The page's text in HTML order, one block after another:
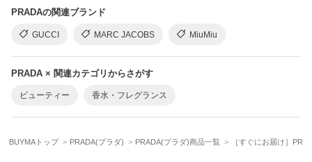
PRADAの関連ブランド
GUCCI MARC JACOBS MiuMiu
PRADA × 関連カテゴリからさがす
ビューティー 香水・フレグランス
BUYMAトップ PRADA(プラダ) PRADA(プラダ)商品一覧 ［すぐにお届け］